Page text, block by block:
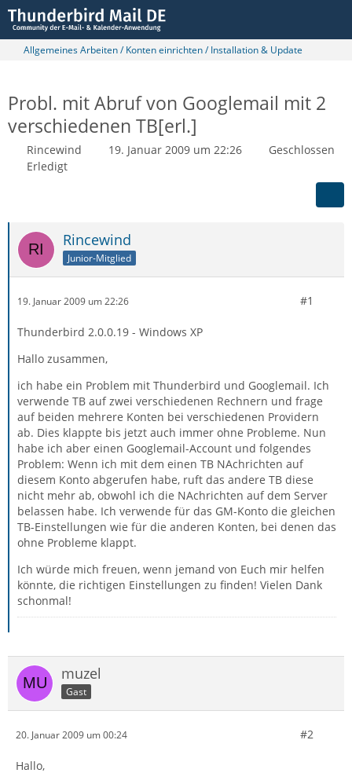
Allgemeines Arbeiten / Konten einrichten / Installation & Update
Probl. mit Abruf von Googlemail mit 2
verschiedenen TB[erl.]
Rincewind 19. Januar 2009 um 22:26
Geschlossen
Erledigt
Rincewind
Junior-Mitglied
19. Januar 2009 um 22:26 #1
Thunderbird 2.0.0.19 - Windows XP
Hallo zusammen,
ich habe ein Problem mit Thunderbird und Googlemail. Ich
verwende TB auf zwei verschiedenen Rechnern und frage
auf beiden mehrere Konten bei verschiedenen Providern
ab. Dies klappte bis jetzt auch immer ohne Probleme. Nun
habe ich aber einen Googlemail-Account und folgendes
Problem: Wenn ich mit dem einen TB NAchrichten auf
diesem Konto abgerufen habe, ruft das andere TB diese
nicht mehr ab, obwohl ich die NAchrichten auf dem Server
belassen habe. Ich verwende für das GM-Konto die gleichen
TB-Einstellungen wie für die anderen Konten, bei denen das
ohne Probleme klappt.
Ich würde mich freuen, wenn jemand von Euch mir helfen
könnte, die richtigen Einstellungen zu finden! Vielen Dank
schonmal!
muzel
Gast
20. Januar 2009 um 00:24 #2
Hallo,